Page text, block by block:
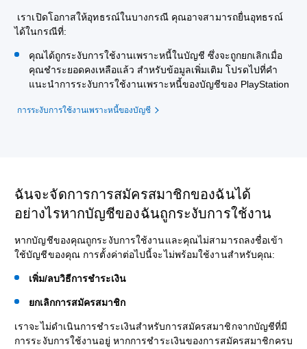
เราเปิดโอกาสให้อุทธรณ์ในบางกรณี คุณอาจสามารถยื่นอุทธรณ์
ได้ในกรณีที่:
คุณได้ถูกระงับการใช้งานเพราะหนี้ในบัญชี ซึ่งจะถูกยกเลิกเมื่อ
คุณชำระยอดคงเหลือแล้ว สำหรับข้อมูลเพิ่มเติม โปรดไปที่คำ
แนะนำการระงับการใช้งานเพราะหนี้ของบัญชีของ PlayStation
การระงับการใช้งานเพราะหนี้ของบัญชี
ฉันจะจัดการการสมัครสมาชิกของฉันได้
อย่างไรหากบัญชีของฉันถูกระงับการใช้งาน
หากบัญชีของคุณถูกระงับการใช้งานและคุณไม่สามารถลงชื่อเข้า
ใช้บัญชีของคุณ การตั้งค่าต่อไปนี้จะไม่พร้อมใช้งานสำหรับคุณ:
เพิ่ม/ลบวิธีการชำระเงิน
ยกเลิกการสมัครสมาชิก
เราจะไม่ดำเนินการชำระเงินสำหรับการสมัครสมาชิกจากบัญชีที่มี
การระงับการใช้งานอยู่ หากการชำระเงินของการสมัครสมาชิกครบ